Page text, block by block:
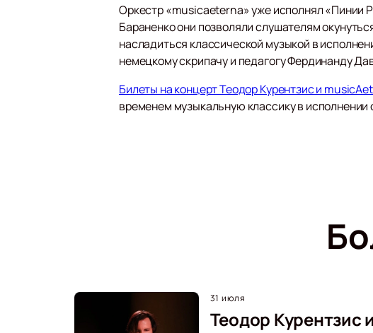
Оркестр «musicaeterna» уже исполнял «Пинии
Бараненко они позволяли слушателям
насладиться классической музыкой в
немецкому скрипачу и педагогу Фердинанду
Билеты на концерт Теодор Курентзис и
временем музыкальную классику в исполнении
31 июля
Теодор Курентзис